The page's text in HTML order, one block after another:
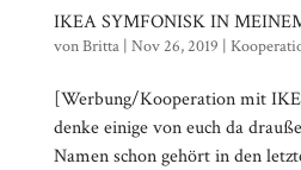
IKEA SYMFONISK IN
vonBritta| Nov 26, 2019 |
[Werbung/Kooperation mit
denke einige von euch da
Namen schon gehört in den